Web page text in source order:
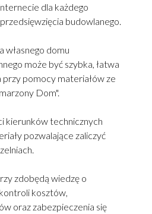
dla każdego
budowlanego.
domu
może być szybka, łatwa
przy pomocy materiałów ze
Dom".
kierunków technicznych
pozwalające zaliczyć
zdobędą wiedzę o
kosztów,
oraz zabezpieczenia się